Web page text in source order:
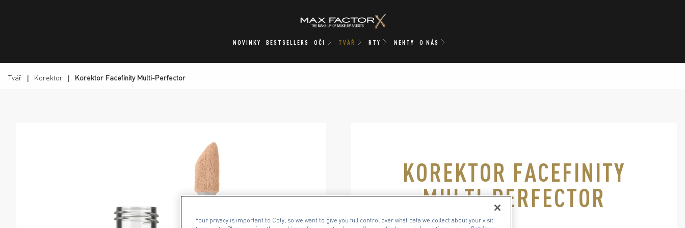
NOVINKY BESTSELLERS OČI TVÁŘ RTY NEHTY O NÁS
Tvář Korektor Korektor Facefinity Multi-Perfector
KOREKTOR FACEFINITY
MULTI-PERFECTOR
Your privacy is important to Coty, so we want to give you full control over what data we collect about your visit